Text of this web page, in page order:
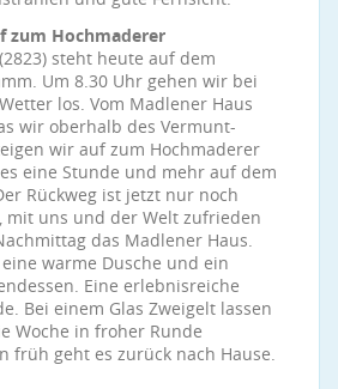
zum Hochmaderer
steht heute auf dem
Um 8.30 Uhr gehen wir bei
los. Vom Madlener Haus
wir oberhalb des Vermunt-
wir auf zum Hochmaderer
eine Stunde und mehr auf dem
Rückweg ist jetzt nur noch
mit uns und der Welt zufrieden
das Madlener Haus.
warme Dusche und ein
Eine erlebnisreiche
Bei einem Glas Zweigelt lassen
Woche in froher Runde
früh geht es zurück nach Hause.